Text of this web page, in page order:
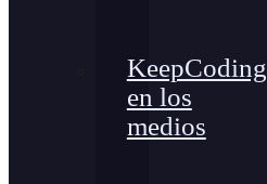
KeepCoding
en los
medios